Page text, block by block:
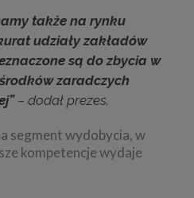
także na rynku
udziały zakładów
są do zbycia w
zaradczych
– dodał prezes.
segment wydobycia, w
kompetencje wydaje